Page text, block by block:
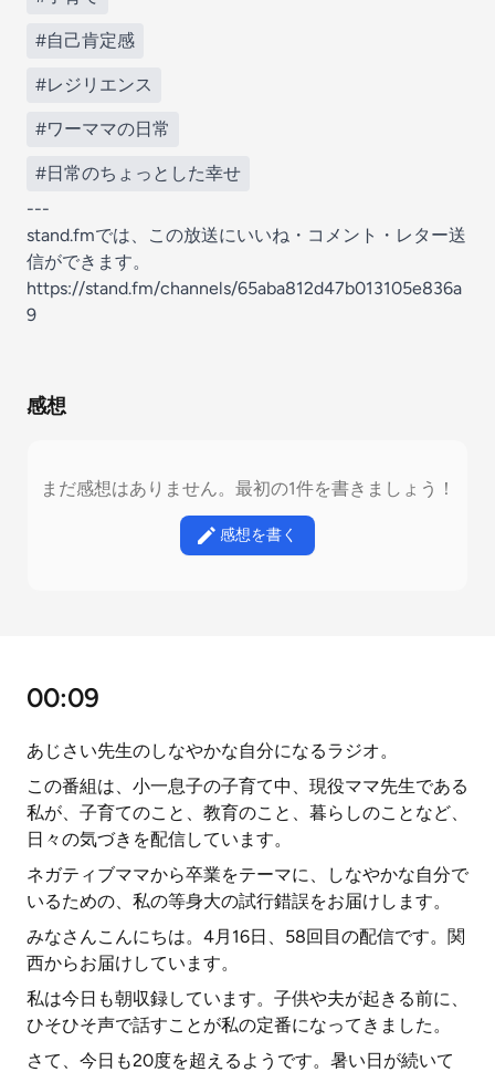
#自己肯定感
#レジリエンス
#ワーママの日常
#日常のちょっとした幸せ
---
stand.fmでは、この放送にいいね・コメント・レター送
信ができます。
https://stand.fm/channels/65aba812d47b013105e836a
9
感想
まだ感想はありません。最初の1件を書きましょう！
感想を書く
00:09
あじさい先生のしなやかな自分になるラジオ。
この番組は、小一息子の子育て中、現役ママ先生である
私が、子育てのこと、教育のこと、暮らしのことなど、
日々の気づきを配信しています。
ネガティブママから卒業をテーマに、しなやかな自分で
いるための、私の等身大の試行錯誤をお届けします。
みなさんこんにちは。4月16日、58回目の配信です。関
西からお届けしています。
私は今日も朝収録しています。子供や夫が起きる前に、
ひそひそ声で話すことが私の定番になってきました。
さて、今日も20度を超えるようです。暑い日が続いて